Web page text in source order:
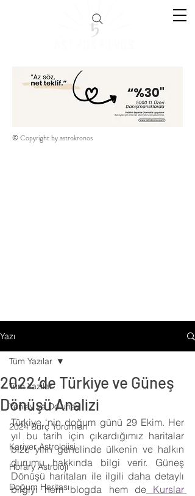
© Copyright by astrokronos
Yazı
Tüm Yazılar
Yeniay ve Dolunay
2024 Burç Yorumları
Kariyer Astrolojisi
Horary Astroloji
Doğum Haritası
Tüm Yazılar
2022 ‘de Türkiye ve Güneş
Dönüşü Analizi
Türkiye ‘nin doğum günü 29 Ekim. Her
yıl bu tarih için çıkardığımız haritalar
bize yılın genelinde ülkenin ve halkın
durumu hakkında bilgi verir. Güneş
Dönüşü haritaları ile ilgili daha detaylı
bilgiyi hem blogda hem de